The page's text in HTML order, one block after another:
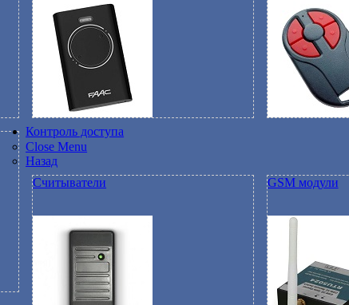
Контроль доступа
Close Menu
Назад
Считыватели
GSM модули